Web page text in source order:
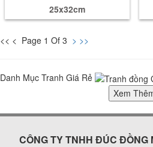
25x32cm
<< < Page 1 Of 3 > >>
Danh Mục Tranh Giá Rẻ
Xem
CÔNG TY TNHH ĐÚC ĐỒNG